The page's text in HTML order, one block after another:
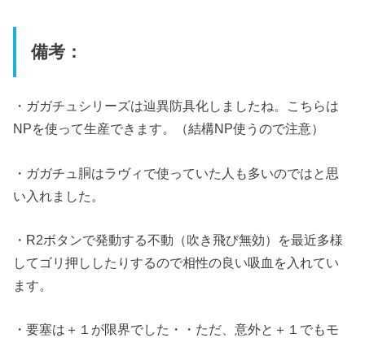
備考：
・ガガチュシリーズは辿異防具化しましたね。こちらは
NPを使って生産できます。（結構NP使うので注意）
・ガガチュ胴はラヴィで使っていた人も多いのではと思
い入れました。
・R2ボタンで発動する不動（吹き飛び無効）を最近多様
してゴリ押ししたりするので相性の良い吸血を入れてい
ます。
・要塞は＋１が限界でした・・ただ、意外と＋１でもモ